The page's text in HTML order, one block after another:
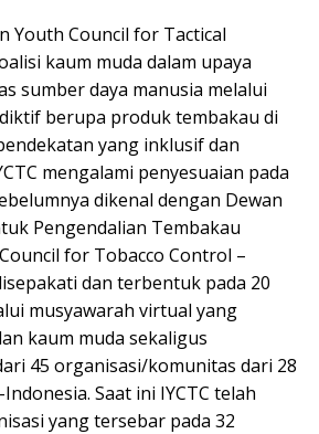
Youth Council for Tactical
kaum muda dalam upaya
sumber daya manusia melalui
berupa produk tembakau di
yang inklusif dan
mengalami penyesuaian pada
dikenal dengan Dewan
Pengendalian Tembakau
for Tobacco Control –
dan terbentuk pada 20
musyawarah virtual yang
kaum muda sekaligus
45 organisasi/komunitas dari 28
Saat ini IYCTC telah
yang tersebar pada 32